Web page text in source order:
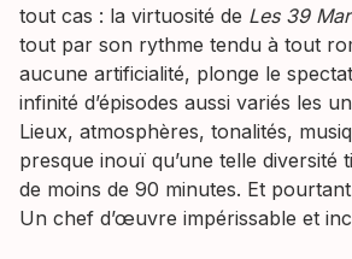
tout cas : la virtuosité de Les 39
tout par son rythme tendu à tout
aucune artificialité, plonge le
infinité d’épisodes aussi variés les
Lieux, atmosphères, tonalités,
presque inouï qu’une telle diversité
de moins de 90 minutes. Et
Un chef d’œuvre impérissable et